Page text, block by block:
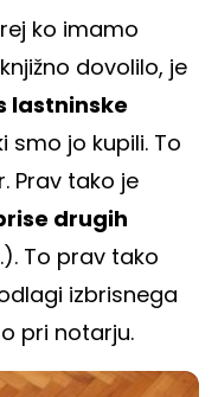
ko imamo
dovolilo, je
lastninske
smo jo kupili. To
Prav tako je
drugih
To prav tako
izbrisnega
pri notarju.